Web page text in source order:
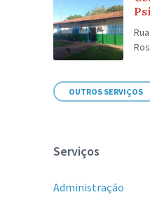
OUTROS SERVIÇOS
Serviços
Administração